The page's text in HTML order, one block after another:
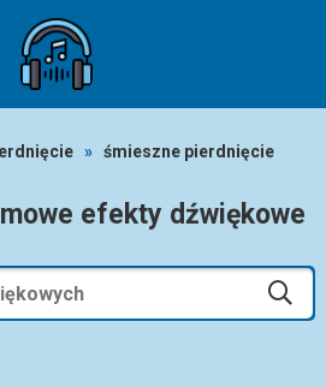
» śmieszne pierdnięcie
efekty dźwiękowe